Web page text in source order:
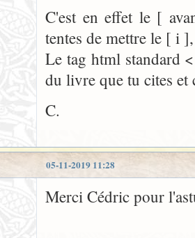
C'est en effet le [
tentes de mettre le [ i
Le tag html standard
du livre que tu cites et
C.
05-11-2019 11:28
Merci Cédric pour